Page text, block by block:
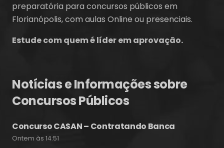
preparatória para concursos públicos em
Florianópolis, com aulas Online ou presenciais.
Estude com quem é líder em aprovação.
Notícias e Informações sobre
Concursos Públicos
Concurso CASAN – Contratando Banca
Ontem às 14:51